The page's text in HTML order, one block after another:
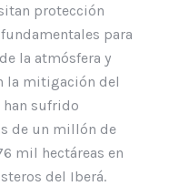
protección
para
la atmósfera y
la mitigación del
sufrido
de un millón de
mil hectáreas en
del Iberá.